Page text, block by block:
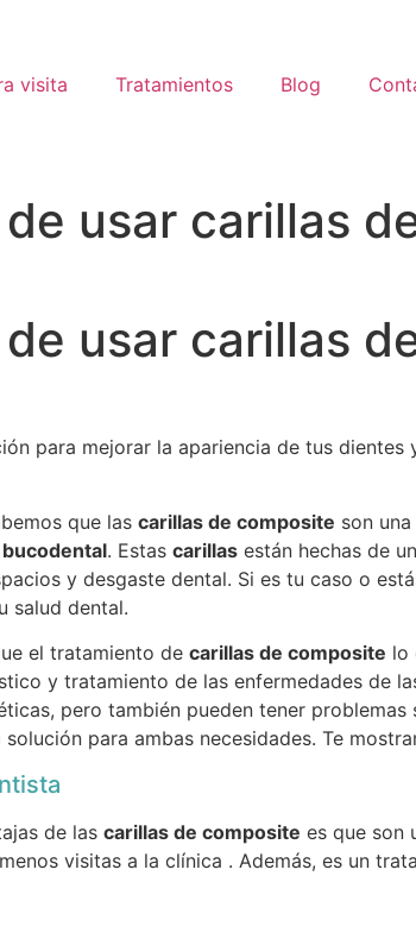
visita Tratamientos Blog
usar carillas
usar carillas
para mejorar la apariencia de tus
que las carillas de composite son
. Estas carillas están hechas de
y desgaste dental. Si es tu caso o
salud dental.
el tratamiento de carillas de composite lo
y tratamiento de las enfermedades de
pero también pueden tener
solución para ambas necesidades. Te
de las carillas de composite es que son
visitas a la clínica . Además, es un